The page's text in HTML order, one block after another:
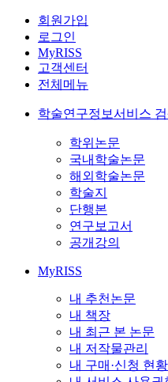
회원가입
로그인
MyRISS
고객센터
전체메뉴
학술연구정보서비스
학위논문
국내학술논문
해외학술논문
학술지
단행본
연구보고서
공개강의
MyRISS
내 추천논문
내 책장
내 최근 본 논문
내 저작물관리
내 구매·신청 현황